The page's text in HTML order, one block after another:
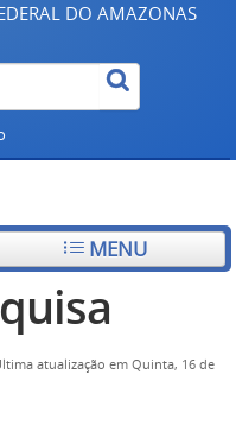
Legislação
Canais
DO AMAZONAS
MENU
atualização em Quinta, 16 de